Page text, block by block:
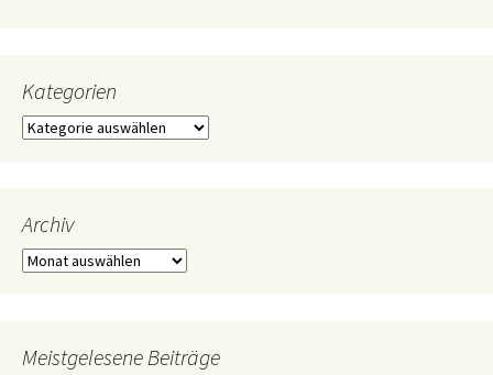
Kategorien
Kategorien
Archiv
Archiv
Meistgelesene Beiträge